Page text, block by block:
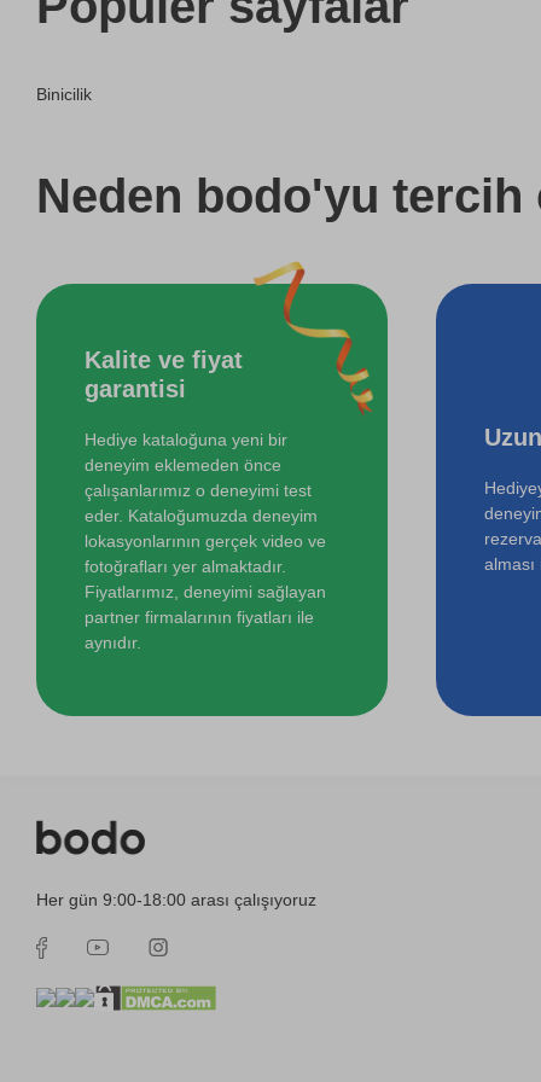
Aile için Günbatımında At Gezisi
Aile için Gündoğumunda At Gezisi
Binicilik
Neden bodo'yu tercih
Kalite ve fiyat
garantisi
Hediye kataloğuna yeni bir
deneyim eklemeden önce
çalışanlarımız o deneyimi test
eder. Kataloğumuzda deneyim
lokasyonlarının gerçek video ve
fotoğrafları yer almaktadır.
Fiyatlarımız, deneyimi sağlayan
partner firmalarının fiyatları ile
aynıdır.
alması
Her gün 9:00-18:00 arası çalışıyoruz